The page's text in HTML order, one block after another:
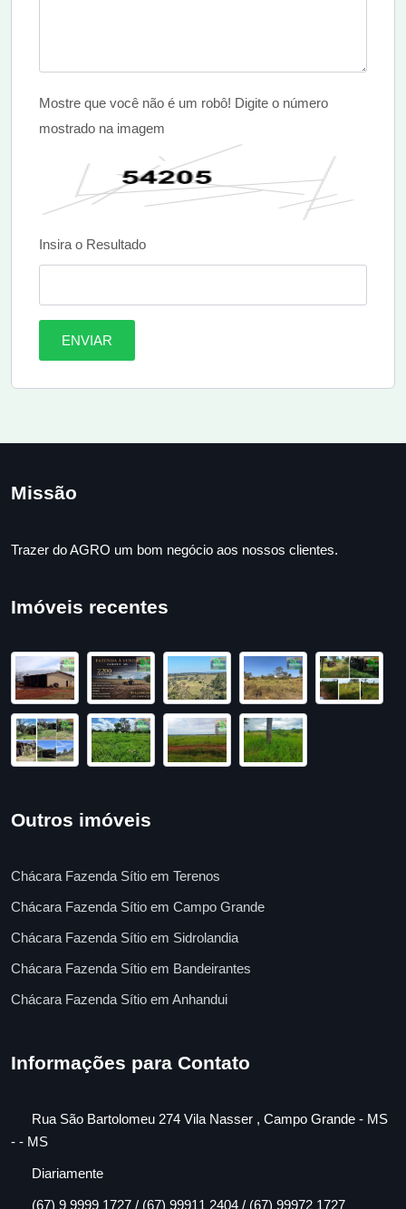
Mostre que você não é um robô! Digite o número
mostrado na imagem
Insira o Resultado
ENVIAR
Missão
Trazer do AGRO um bom negócio aos nossos clientes.
Imóveis recentes
Outros imóveis
Chácara Fazenda Sítio em Terenos
Chácara Fazenda Sítio em Campo Grande
Chácara Fazenda Sítio em Sidrolandia
Chácara Fazenda Sítio em Bandeirantes
Chácara Fazenda Sítio em Anhandui
Informações para Contato
Rua São Bartolomeu 274 Vila Nasser , Campo Grande - MS
- - MS
Diariamente
(67) 9 9999 1727 / (67) 99911 2404 / (67) 99972 1727